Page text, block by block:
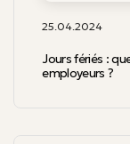
25.04.2024
Jours fériés :
employeurs ?